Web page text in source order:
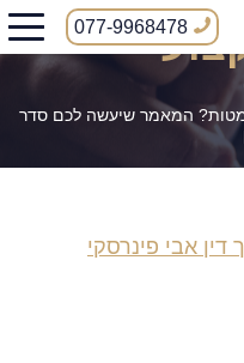
077-9968478
המאמר שיעשה לכם סדר
דין אבי פינרסקי